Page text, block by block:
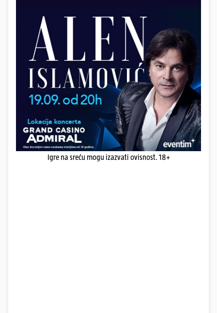
Igre na sreću mogu izazvati ovisnost. 18+